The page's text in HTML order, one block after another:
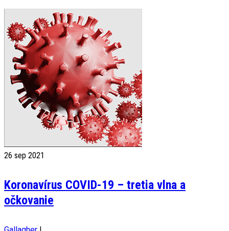
26 sep 2021
Koronavírus COVID-19 – tretia vlna a
očkovanie